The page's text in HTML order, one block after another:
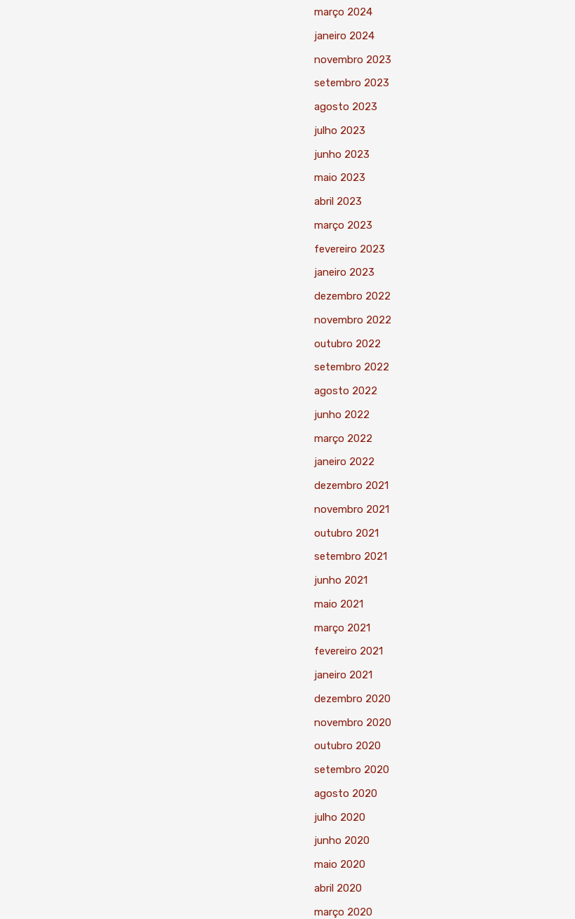
março 2024
janeiro 2024
novembro 2023
setembro 2023
agosto 2023
julho 2023
junho 2023
maio 2023
abril 2023
março 2023
fevereiro 2023
janeiro 2023
dezembro 2022
novembro 2022
outubro 2022
setembro 2022
agosto 2022
junho 2022
março 2022
janeiro 2022
dezembro 2021
novembro 2021
outubro 2021
setembro 2021
junho 2021
maio 2021
março 2021
fevereiro 2021
janeiro 2021
dezembro 2020
novembro 2020
outubro 2020
setembro 2020
agosto 2020
julho 2020
junho 2020
maio 2020
abril 2020
março 2020